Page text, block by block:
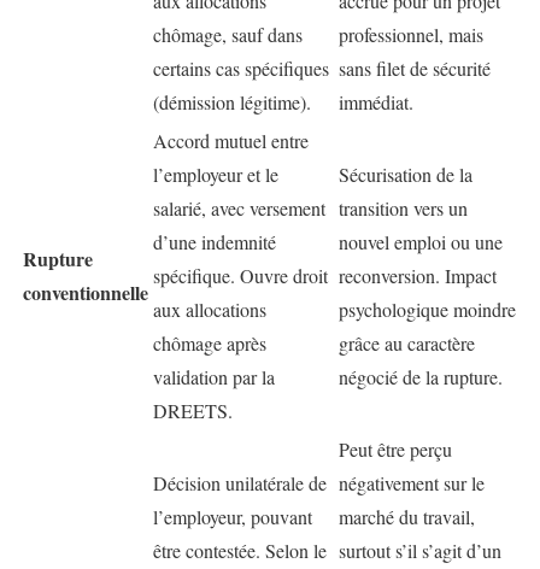
chômage, sauf dans
certains cas spécifiques
(démission légitime).
professionnel, mais
sans filet de sécurité
immédiat.
Rupture
conventionnelle
Accord mutuel entre
l’employeur et le
salarié, avec versement
d’une indemnité
spécifique. Ouvre droit
aux allocations
chômage après
validation par la
DREETS.
Sécurisation de la
transition vers un
nouvel emploi ou une
reconversion. Impact
psychologique moindre
grâce au caractère
négocié de la rupture.
Décision unilatérale de
l’employeur, pouvant
être contestée. Selon le
Peut être perçu
négativement sur le
marché du travail,
surtout s’il s’agit d’un